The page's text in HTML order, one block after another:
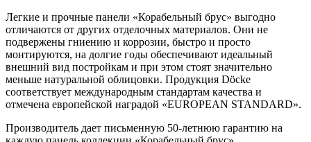
Легкие и прочные панели «Корабельный брус» выгодно
отличаются от других отделочных материалов. Они не
подвержены гниению и коррозии, быстро и просто
монтируются, на долгие годы обеспечивают идеальный
внешний вид постройкам и при этом стоят значительно
меньше натуральной облицовки. Продукция Döcke
соответствует международным стандартам качества и
отмечена европейской наградой «EUROPEAN STANDARD».
Производитель дает письменную 50-летнюю гарантию на